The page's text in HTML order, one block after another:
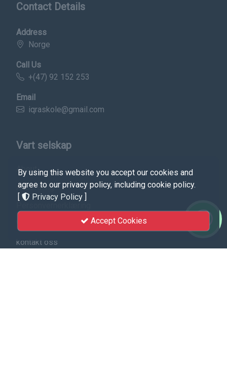
Contact Details
Address
Norge
Call Us
+(47) 92 152 253
Email
iqraskole@gmail.com
Vart selskap
About
Anbefaling
Vilkår for Tjenester
kontakt oss
By using this website you accept our cookies and
agree to our privacy policy, including cookie policy.
[
Privacy Policy ]
Accept Cookies